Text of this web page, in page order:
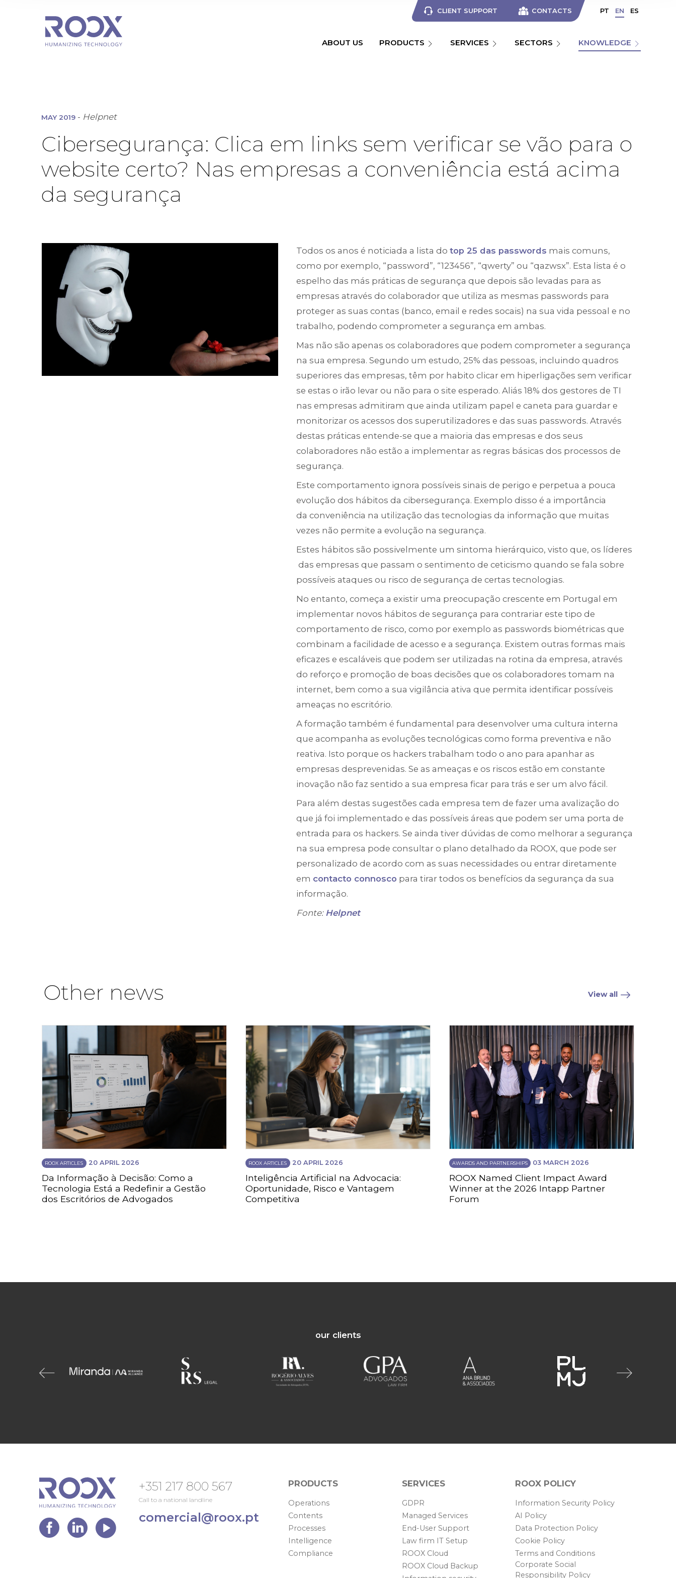
ABOUT US PRODUCTS SERVICES SECTORS KNOWLEDGE
CLIENT SUPPORT CONTACTS PT EN ES
MAY 2019 - Helpnet
Cibersegurança: Clica em links sem verificar se vão para o
website certo? Nas empresas a conveniência está acima
da segurança
Todos os anos é noticiada a lista do top 25 das passwords mais comuns,
como por exemplo, “password”, “123456”, “qwerty” ou “qazwsx”. Esta lista é o
espelho das más práticas de segurança que depois são levadas para as
empresas através do colaborador que utiliza as mesmas passwords para
proteger as suas contas (banco, email e redes socais) na sua vida pessoal e no
trabalho, podendo comprometer a segurança em ambas.
Mas não são apenas os colaboradores que podem comprometer a segurança
na sua empresa. Segundo um estudo, 25% das pessoas, incluindo quadros
superiores das empresas, têm por habito clicar em hiperligações sem verificar
se estas o irão levar ou não para o site esperado. Aliás 18% dos gestores de TI
nas empresas admitiram que ainda utilizam papel e caneta para guardar e
monitorizar os acessos dos superutilizadores e das suas passwords. Através
destas práticas entende-se que a maioria das empresas e dos seus
colaboradores não estão a implementar as regras básicas dos processos de
segurança.
Este comportamento ignora possíveis sinais de perigo e perpetua a pouca
evolução dos hábitos da cibersegurança. Exemplo disso é a importância
da conveniência na utilização das tecnologias da informação que muitas
vezes não permite a evolução na segurança.
Estes hábitos são possivelmente um sintoma hierárquico, visto que, os líderes
das empresas que passam o sentimento de ceticismo quando se fala sobre
possíveis ataques ou risco de segurança de certas tecnologias.
No entanto, começa a existir uma preocupação crescente em Portugal em
implementar novos hábitos de segurança para contrariar este tipo de
comportamento de risco, como por exemplo as passwords biométricas que
combinam a facilidade de acesso e a segurança. Existem outras formas mais
eficazes e escaláveis que podem ser utilizadas na rotina da empresa, através
do reforço e promoção de boas decisões que os colaboradores tomam na
internet, bem como a sua vigilância ativa que permita identificar possíveis
ameaças no escritório.
A formação também é fundamental para desenvolver uma cultura interna
que acompanha as evoluções tecnológicas como forma preventiva e não
reativa. Isto porque os hackers trabalham todo o ano para apanhar as
empresas desprevenidas. Se as ameaças e os riscos estão em constante
inovação não faz sentido a sua empresa ficar para trás e ser um alvo fácil.
Para além destas sugestões cada empresa tem de fazer uma avalização do
que já foi implementado e das possíveis áreas que podem ser uma porta de
entrada para os hackers. Se ainda tiver dúvidas de como melhorar a segurança
na sua empresa pode consultar o plano detalhado da ROOX, que pode ser
personalizado de acordo com as suas necessidades ou entrar diretamente
em contacto connosco para tirar todos os benefícios da segurança da sua
informação.
Fonte: Helpnet
Other news View all
ROOX ARTICLES 20 APRIL 2026
Da Informação à Decisão: Como a
Tecnologia Está a Redefinir a Gestão
dos Escritórios de Advogados
ROOX ARTICLES 20 APRIL 2026
Inteligência Artificial na Advocacia:
Oportunidade, Risco e Vantagem
Competitiva
AWARDS AND PARTNERSHIPS 03 MARCH 2026
ROOX Named Client Impact Award
Winner at the 2026 Intapp Partner
Forum
our clients
+351 217 800 567
Call to a national landline
comercial@roox.pt
PRODUCTS
Operations
Contents
Processes
Intelligence
Compliance
SERVICES
GDPR
Managed Services
End-User Support
Law firm IT Setup
ROOX Cloud
ROOX Cloud Backup
ROOX POLICY
Information Security Policy
AI Policy
Data Protection Policy
Cookie Policy
Terms and Conditions
Corporate Social
Responsibility Policy